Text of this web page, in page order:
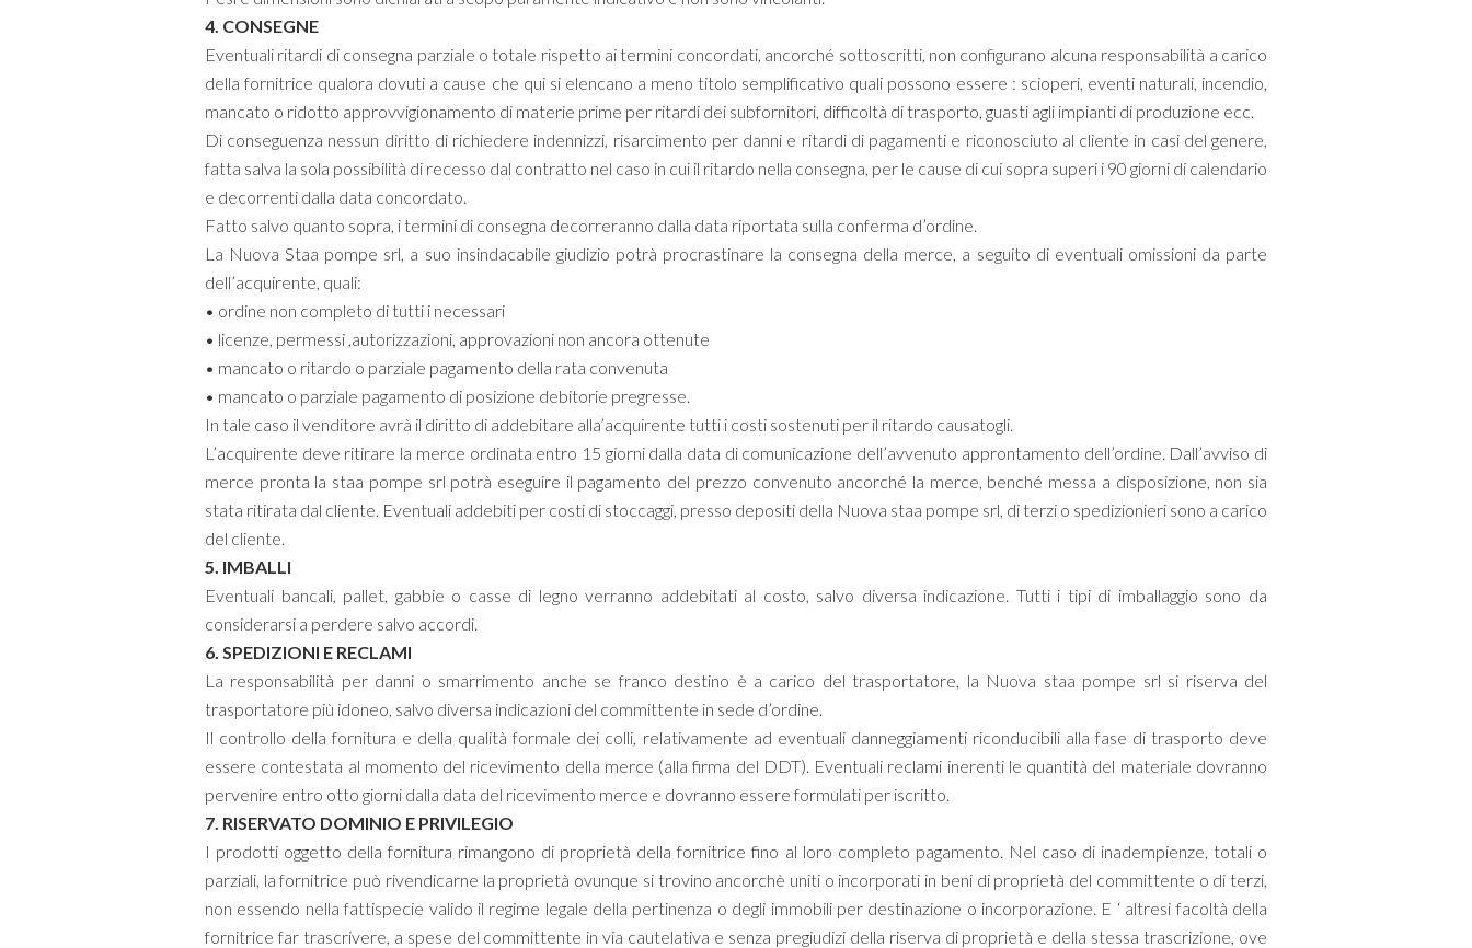
4. CONSEGNE
Eventuali ritardi di consegna parziale o totale rispetto ai termini concordati, ancorché sottoscritti, non configurano alcuna responsabilità a carico
della fornitrice qualora dovuti a cause che qui si elencano a meno titolo semplificativo quali possono essere : scioperi, eventi naturali, incendio,
mancato o ridotto approvvigionamento di materie prime per ritardi dei subfornitori, difficoltà di trasporto, guasti agli impianti di produzione ecc.
Di conseguenza nessun diritto di richiedere indennizzi, risarcimento per danni e ritardi di pagamenti e riconosciuto al cliente in casi del genere,
fatta salva la sola possibilità di recesso dal contratto nel caso in cui il ritardo nella consegna, per le cause di cui sopra superi i 90 giorni di calendario
e decorrenti dalla data concordato.
Fatto salvo quanto sopra, i termini di consegna decorreranno dalla data riportata sulla conferma d’ordine.
La Nuova Staa pompe srl, a suo insindacabile giudizio potrà procrastinare la consegna della merce, a seguito di eventuali omissioni da parte
dell’acquirente, quali:
• ordine non completo di tutti i necessari
• licenze, permessi ,autorizzazioni, approvazioni non ancora ottenute
• mancato o ritardo o parziale pagamento della rata convenuta
• mancato o parziale pagamento di posizione debitorie pregresse.
In tale caso il venditore avrà il diritto di addebitare alla’acquirente tutti i costi sostenuti per il ritardo causatogli.
L’acquirente deve ritirare la merce ordinata entro 15 giorni dalla data di comunicazione dell’avvenuto approntamento dell’ordine. Dall’avviso di
merce pronta la staa pompe srl potrà eseguire il pagamento del prezzo convenuto ancorché la merce, benché messa a disposizione, non sia
stata ritirata dal cliente. Eventuali addebiti per costi di stoccaggi, presso depositi della Nuova staa pompe srl, di terzi o spedizionieri sono a carico
del cliente.
5. IMBALLI
Eventuali bancali, pallet, gabbie o casse di legno verranno addebitati al costo, salvo diversa indicazione. Tutti i tipi di imballaggio sono da
considerarsi a perdere salvo accordi.
6. SPEDIZIONI E RECLAMI
La responsabilità per danni o smarrimento anche se franco destino è a carico del trasportatore, la Nuova staa pompe srl si riserva del
trasportatore più idoneo, salvo diversa indicazioni del committente in sede d’ordine.
Il controllo della fornitura e della qualità formale dei colli, relativamente ad eventuali danneggiamenti riconducibili alla fase di trasporto deve
essere contestata al momento del ricevimento della merce (alla firma del DDT). Eventuali reclami inerenti le quantità del materiale dovranno
pervenire entro otto giorni dalla data del ricevimento merce e dovranno essere formulati per iscritto.
7. RISERVATO DOMINIO E PRIVILEGIO
I prodotti oggetto della fornitura rimangono di proprietà della fornitrice fino al loro completo pagamento. Nel caso di inadempienze, totali o
parziali, la fornitrice può rivendicarne la proprietà ovunque si trovino ancorchè uniti o incorporati in beni di proprietà del committente o di terzi,
non essendo nella fattispecie valido il regime legale della pertinenza o degli immobili per destinazione o incorporazione. E ‘ altresi facoltà della
fornitrice far trascrivere, a spese del committente in via cautelativa e senza pregiudizi della riserva di proprietà e della stessa trascrizione, ove